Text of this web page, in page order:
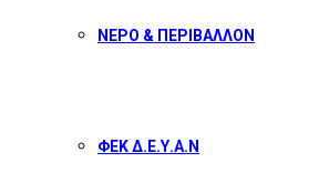
ΝΕΡΟ & ΠΕΡΙΒΑΛΛΟΝ
ΦΕΚ Δ.Ε.Υ.Α.Ν